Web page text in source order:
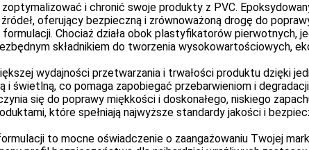
i chronić swoje produkty z PVC.
oferujący bezpieczną i zrównoważoną drogę do
Chociaż działa obok plastyfikatorów pierwotnych,
składnikiem do tworzenia wysokowartościowych,
wydajności przetwarzania i trwałości produktu dzięki
i świetlną, co pomaga zapobiegać przebarwieniom i
się do poprawy miękkości i doskonałego, niskiego
które spełniają najwyższe standardy jakości i
to mocne oświadczenie o zaangażowaniu Twojej